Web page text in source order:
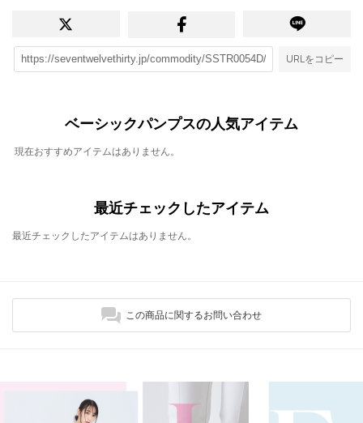
URLをコピー
ベーシックパンプスの人気アイテム
現在おすすめアイテムはありません。
最近チェックしたアイテム
最近チェックしたアイテムはありません。
この商品に関するお問い合わせ